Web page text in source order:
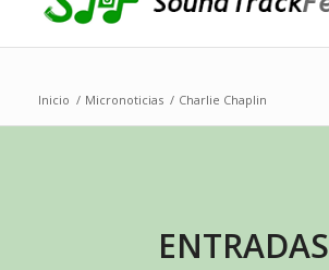
Inicio / Micronoticias / Charlie Chaplin
ENTRADAS